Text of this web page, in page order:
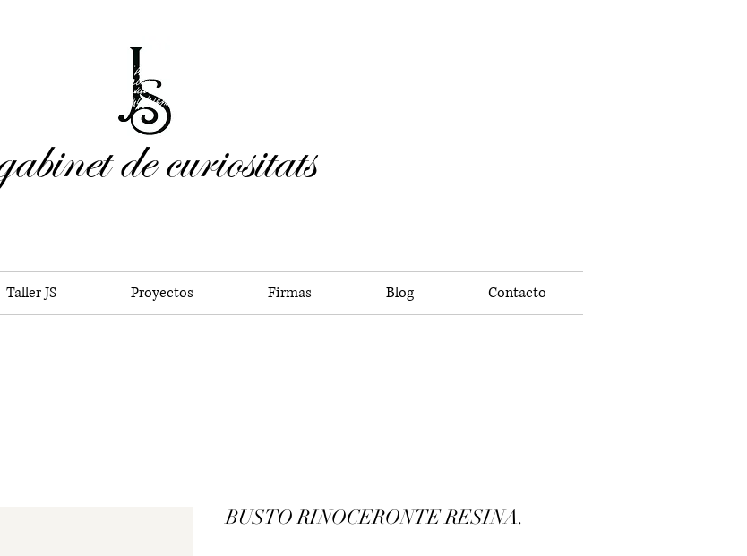
de curiositats
Taller JS Proyectos Firmas Blog Contacto
BUSTO RINOCERONTE RESINA.